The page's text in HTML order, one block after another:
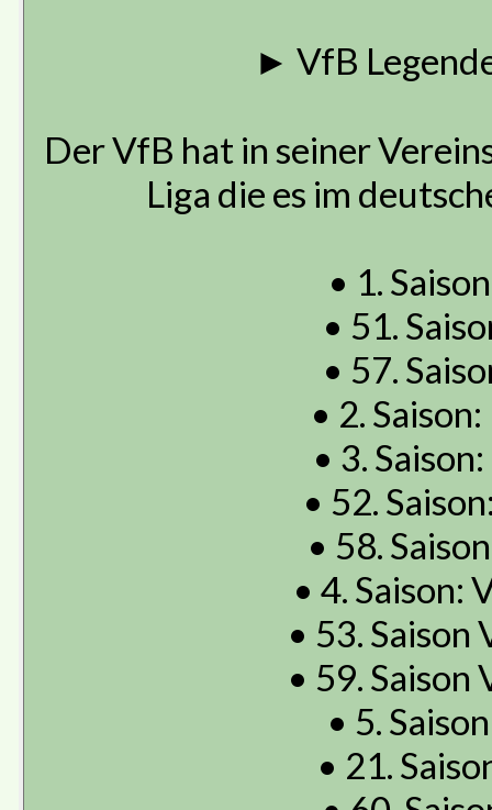
► VfB
Der VfB hat in seiner
Liga die es im
• 1.
• 51.
• 57.
• 2.
• 3.
• 52.
• 58.
• 4. Saison:
• 53. Saison
• 59. Saison
• 5.
• 21.